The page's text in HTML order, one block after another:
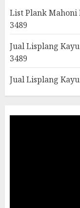
List Plank Mahoni
3489
Jual Lisplang
3489
Jual Lisplang